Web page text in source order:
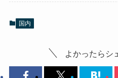
国内
よかったらシ